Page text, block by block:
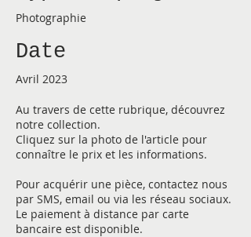
Photographie
Date
Avril 2023
Au travers de cette rubrique, découvrez
notre collection.
Cliquez sur la photo de l'article pour
connaître le prix et les informations.
Pour acquérir une pièce, contactez nous
par SMS, email ou via les réseau sociaux.
Le paiement à distance par carte
bancaire est disponible.